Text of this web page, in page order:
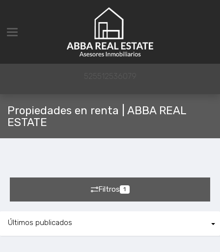
Toggle navigation
Propiedades en renta | ABBA REAL
ESTATE
Filtros 1